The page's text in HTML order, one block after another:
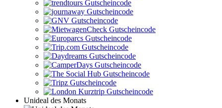
Unideal des Monats